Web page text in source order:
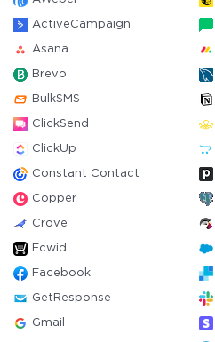
ActiveCampaign
Asana
Brevo
BulkSMS
ClickSend
ClickUp
Constant Contact
Copper
Crove
Ecwid
Facebook
GetResponse
Gmail